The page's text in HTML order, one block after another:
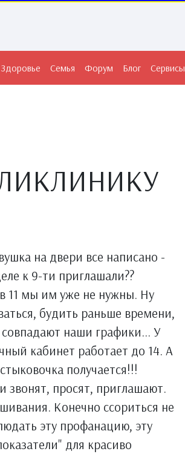
Здоровье Семья Форум Блог Сервисы
на двери все написано -
к 9-ти приглашали??
11 мы им уже не нужны. Ну
будить раньше времени,
наши графики... У
кабинет работает до 14. А
получается!!!
звонят, просят, приглашают.
Конечно ссориться не
эту профанацию, эту
для красиво